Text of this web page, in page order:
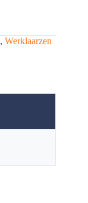
, Werklaarzen